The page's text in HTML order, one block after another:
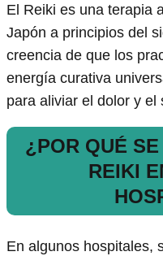
El Reiki es una terapia
Japón a principios del
creencia de que los
energía curativa
para aliviar el dolor y el
¿POR QUÉ
REIKI
En algunos hospitales,